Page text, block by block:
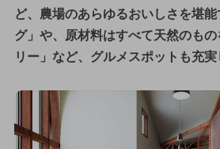
ど、農場のあらゆるおいしさを堪
グ」や、原材料はすべて天然のも
リー」など、グルメスポットも充